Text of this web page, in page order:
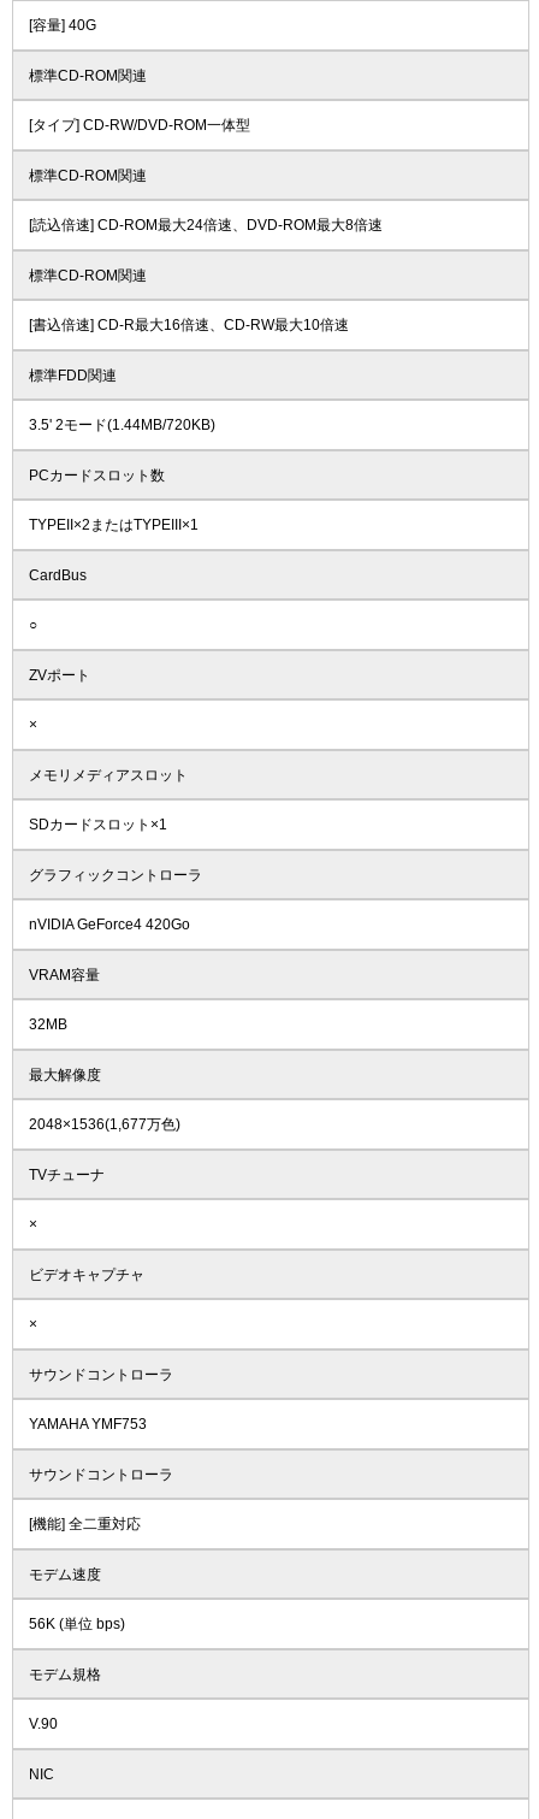
[容量] 40G
標準CD-ROM関連
[タイプ] CD-RW/DVD-ROM一体型
標準CD-ROM関連
[読込倍速] CD-ROM最大24倍速、DVD-ROM最大8倍速
標準CD-ROM関連
[書込倍速] CD-R最大16倍速、CD-RW最大10倍速
標準FDD関連
3.5' 2モード(1.44MB/720KB)
PCカードスロット数
TYPEII×2またはTYPEIII×1
CardBus
○
ZVポート
×
メモリメディアスロット
SDカードスロット×1
グラフィックコントローラ
nVIDIA GeForce4 420Go
VRAM容量
32MB
最大解像度
2048×1536(1,677万色)
TVチューナ
×
ビデオキャプチャ
×
サウンドコントローラ
YAMAHA YMF753
サウンドコントローラ
[機能] 全二重対応
モデム速度
56K (単位 bps)
モデム規格
V.90
NIC